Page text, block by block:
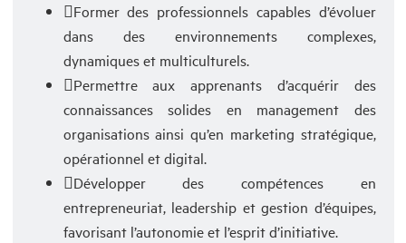
Former des professionnels capables d’évoluer
dans des environnements complexes,
dynamiques et multiculturels.
Permettre aux apprenants d’acquérir des
connaissances solides en management des
organisations ainsi qu’en marketing stratégique,
opérationnel et digital.
Développer des compétences en
entrepreneuriat, leadership et gestion d’équipes,
favorisant l’autonomie et l’esprit d’initiative.